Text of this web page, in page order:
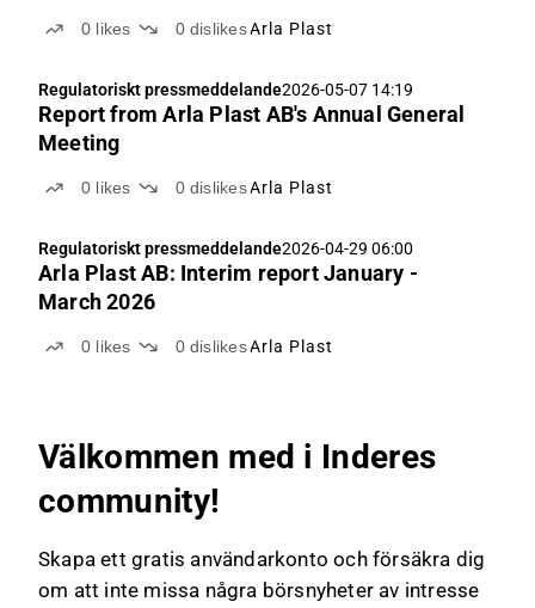
0 likes 0 dislikesArla Plast
Regulatoriskt pressmeddelande2026-05-07 14:19
Report from Arla Plast AB's Annual General
Meeting
0 likes 0 dislikesArla Plast
Regulatoriskt pressmeddelande2026-04-29 06:00
Arla Plast AB: Interim report January -
March 2026
0 likes 0 dislikesArla Plast
Välkommen med i Inderes
community!
Skapa ett gratis användarkonto och försäkra dig
om att inte missa några börsnyheter av intresse